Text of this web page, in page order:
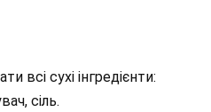
всі сухі інгредієнти:
сіль.